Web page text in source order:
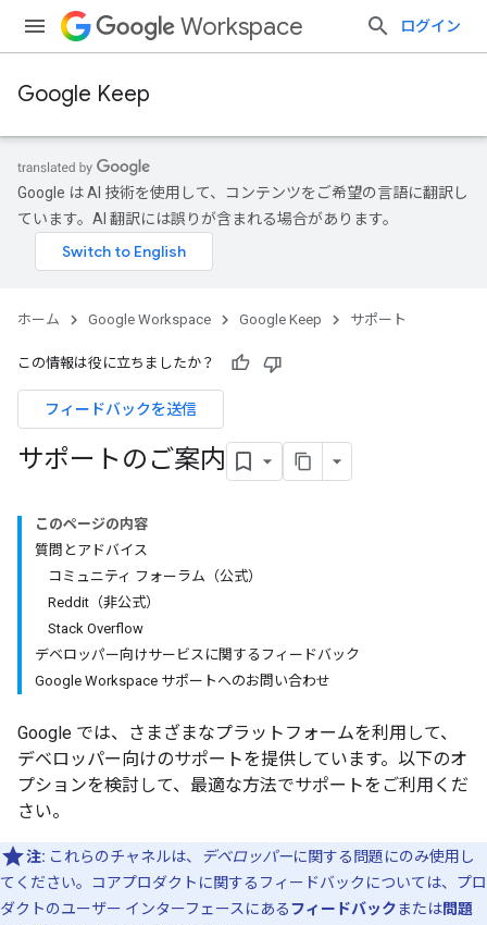
Workspace ログイン
Google Keep
Google は AI 技術を使用して、コンテンツをご希望の言語に翻訳し
ています。AI 翻訳には誤りが含まれる場合があります。
ホーム Google Workspace Google Keep サポート
この情報は役に立ちましたか？
フィードバックを送信
サポートのご案内
このページの内容
質問とアドバイス
コミュニティ フォーラム（公式）
Reddit（非公式）
Stack Overflow
デベロッパー向けサービスに関するフィードバック
Google Workspace サポートへのお問い合わせ
Google では、さまざまなプラットフォームを利用して、
デベロッパー向けのサポートを提供しています。以下のオ
プションを検討して、最適な方法でサポートをご利用くだ
さい。
注: これらのチャネルは、 デベロッパーに関する問題にのみ使用し
てください。コアプロダクトに関するフィードバックについては、プロ
ダクトのユーザー インターフェースにあるフィードバックまたは問題